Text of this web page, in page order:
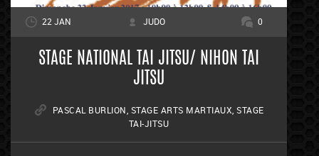
22 JAN JUDO 0
STAGE NATIONAL TAI JITSU/ NIHON TAI
JITSU
PASCAL BURLION STAGE ARTS MARTIAUX STAGE
TAI-JITSU